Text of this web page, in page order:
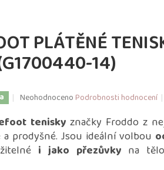
PLÁTĚNÉ
14)
Průměrné
produktu
0,0
z
NeohodnocenoPodrobnosti hodnocení
tenisky značky Froddo z
a prodyšné. Jsou ideální volbou
i jako přezůvky na